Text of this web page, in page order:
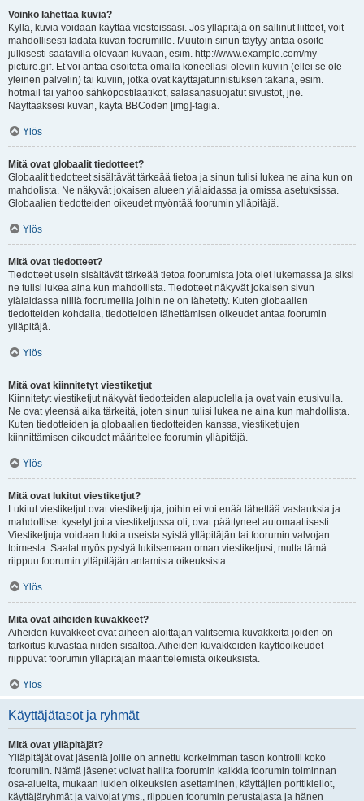
Voinko lähettää kuvia?
Kyllä, kuvia voidaan käyttää viesteissäsi. Jos ylläpitäjä on sallinut liitteet, voit
mahdollisesti ladata kuvan foorumille. Muutoin sinun täytyy antaa osoite
julkisesti saatavilla olevaan kuvaan, esim. http://www.example.com/my-
picture.gif. Et voi antaa osoitetta omalla koneellasi oleviin kuviin (ellei se ole
yleinen palvelin) tai kuviin, jotka ovat käyttäjätunnistuksen takana, esim.
hotmail tai yahoo sähköpostilaatikot, salasanasuojatut sivustot, jne.
Näyttääksesi kuvan, käytä BBCoden [img]-tagia.
Ylös
Mitä ovat globaalit tiedotteet?
Globaalit tiedotteet sisältävät tärkeää tietoa ja sinun tulisi lukea ne aina kun on
mahdolista. Ne näkyvät jokaisen alueen ylälaidassa ja omissa asetuksissa.
Globaalien tiedotteiden oikeudet myöntää foorumin ylläpitäjä.
Ylös
Mitä ovat tiedotteet?
Tiedotteet usein sisältävät tärkeää tietoa foorumista jota olet lukemassa ja siksi
ne tulisi lukea aina kun mahdollista. Tiedotteet näkyvät jokaisen sivun
ylälaidassa niillä foorumeilla joihin ne on lähetetty. Kuten globaalien
tiedotteiden kohdalla, tiedotteiden lähettämisen oikeudet antaa foorumin
ylläpitäjä.
Ylös
Mitä ovat kiinnitetyt viestiketjut
Kiinnitetyt viestiketjut näkyvät tiedotteiden alapuolella ja ovat vain etusivulla.
Ne ovat yleensä aika tärkeitä, joten sinun tulisi lukea ne aina kun mahdollista.
Kuten tiedotteiden ja globaalien tiedotteiden kanssa, viestiketjujen
kiinnittämisen oikeudet määrittelee foorumin ylläpitäjä.
Ylös
Mitä ovat lukitut viestiketjut?
Lukitut viestiketjut ovat viestiketjuja, joihin ei voi enää lähettää vastauksia ja
mahdolliset kyselyt joita viestiketjussa oli, ovat päättyneet automaattisesti.
Viestiketjuja voidaan lukita useista syistä ylläpitäjän tai foorumin valvojan
toimesta. Saatat myös pystyä lukitsemaan oman viestiketjusi, mutta tämä
riippuu foorumin ylläpitäjän antamista oikeuksista.
Ylös
Mitä ovat aiheiden kuvakkeet?
Aiheiden kuvakkeet ovat aiheen aloittajan valitsemia kuvakkeita joiden on
tarkoitus kuvastaa niiden sisältöä. Aiheiden kuvakkeiden käyttöoikeudet
riippuvat foorumin ylläpitäjän määrittelemistä oikeuksista.
Ylös
Käyttäjätasot ja ryhmät
Mitä ovat ylläpitäjät?
Ylläpitäjät ovat jäseniä joille on annettu korkeimman tason kontrolli koko
foorumiin. Nämä jäsenet voivat hallita foorumin kaikkia foorumin toiminnan
osa-alueita, mukaan lukien oikeuksien asettaminen, käyttäjien porttikiellot,
käyttäjäryhmät ja valvojat yms., riippuen foorumin perustajasta ja hänen